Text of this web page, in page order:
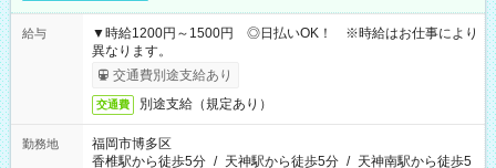
給与
▼時給1200円～1500円 ◎日払いOK！ ※時給はお仕事により
異なります。
交通費別途支給あり
交通費 別途支給（規定あり）
勤務地
福岡市博多区
香椎駅から徒歩5分 / 天神駅から徒歩5分 / 天神南駅から徒歩5